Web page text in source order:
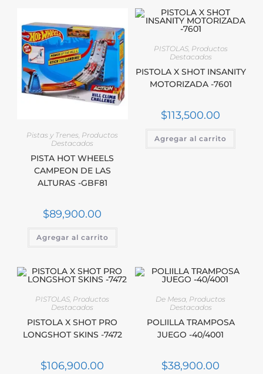
Pistas y Trenes, Productos
Destacados
PISTA HOT WHEELS
CAMPEON DE LAS
ALTURAS -GBF81
$89,900.00
Agregar al carrito
PISTOLAS, Productos
Destacados
PISTOLA X SHOT INSANITY
MOTORIZADA -7601
$113,500.00
Agregar al carrito
PISTOLAS Productos
Destacados
PISTOLA X SHOT PRO
LONGSHOT SKINS -7472
$106,900.00
De Mesa Productos
Destacados
POLIILLA TRAMPOSA
JUEGO -40/4001
$38,900.00